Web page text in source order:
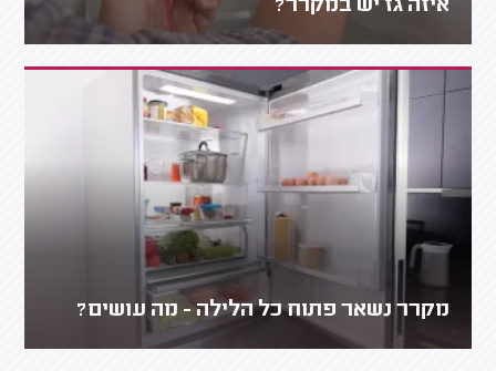
איזה גז יש במקרר?
מקרר נשאר פתוח כל הלילה - מה עושים?